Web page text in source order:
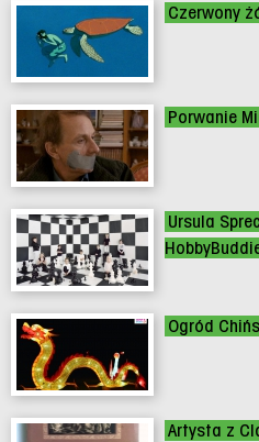
Czerwony
Porwanie
Ursula
Ogród
Artysta z